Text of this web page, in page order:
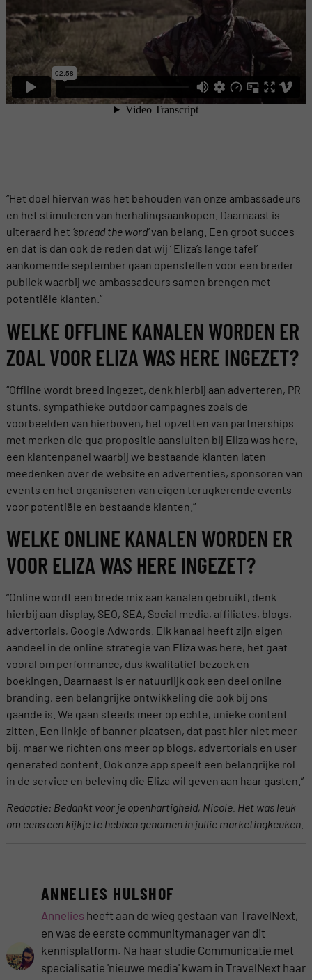
“Het doel hiervan was het behouden van onze ambassadeurs
en het stimuleren van herhalingsaankopen. Daarnaast is
uiteraard het ‘spread the word’van belang. Een groot succes
en dat is dan ook de reden dat wij ‘ Eliza’s lange tafel’
aankomende september gaan openstellen voor een breder
publiek waarbij we ambassadeurs samen brengen met
potentiële klanten.”
WELKE OFFLINE KANALEN WORDEN ER
ZOAL VOOR ELIZA WAS HERE INGEZET?
“Offline wordt breed ingezet, denk hierbij aan adverteren, PR
stunts, sympathieke outdoor campagnes zoals de
voorbeelden van hierboven, het opzetten van partnerships
met merken die qua propositie aansluiten bij Eliza was here,
een klantenpanel waarbij we bestaande klanten laten
meedenken over de website en advertenties, sponsoren van
events en het organiseren van eigen terugkerende events
voor potentiële en bestaande klanten.”
WELKE ONLINE KANALEN WORDEN ER
VOOR ELIZA WAS HERE INGEZET?
“Online wordt een brede mix aan kanalen gebruikt, denk
hierbij aan display, SEO, SEA, Social media, affiliates, blogs,
advertorials, Google Adwords. Elk kanaal heeft zijn eigen
aandeel in de online strategie van Eliza was here, het gaat
vooral om performance, dus kwalitatief bezoek en
boekingen. Daarnaast is er natuurlijk ook een deel online
branding, een belangrijke ontwikkeling die ook bij ons
gaande is. We gaan steeds meer op echte, unieke content
zitten. Een linkje of banner plaatsen, dat past hier niet meer
bij, maar we richten ons meer op blogs, advertorials en user
generated content. Ook onze app speelt een belangrijke rol
in de service en beleving die Eliza wil geven aan haar gasten.”
Redactie: Bedankt voor je openhartigheid, Nicole. Het was leuk
om eens een kijkje te hebben genomen in jullie marketingkeuken.
ANNELIES HULSHOF
Annelies heeft aan de wieg gestaan van TravelNext,
en was de eerste communitymanager van dit
kennisplatform. Na haar studie Communicatie met
specialisatie 'nieuwe media' kwam in TravelNext haar